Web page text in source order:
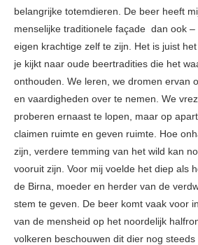
belangrijke totemdieren. De beer heeft
menselijke traditionele façade dan ook –
eigen krachtige zelf te zijn. Het is juist
je kijkt naar oude beertradities die het
onthouden. We leren, we dromen ervan
en vaardigheden over te nemen. We
proberen ernaast te lopen, maar op
claimen ruimte en geven ruimte. Hoe
zijn, verdere temming van het wild kan
vooruit zijn. Voor mij voelde het diep als
de Birna, moeder en herder van de
stem te geven. De beer komt vaak voor
van de mensheid op het noordelijk
volkeren beschouwen dit dier nog